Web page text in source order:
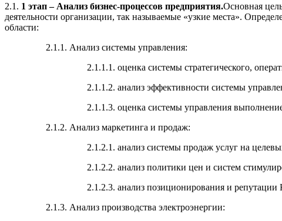
2.1. 1 этап – Анализ бизнес-процессов предприятия.Основная
деятельности организации, так называемые «узкие места».
области:
2.1.1. Анализ системы управления:
2.1.1.1. оценка системы стратегического,
2.1.1.2. анализ эффективности системы
2.1.1.3. оценка системы управления
2.1.2. Анализ маркетинга и продаж:
2.1.2.1. анализ системы продаж услуг на
2.1.2.2. анализ политики цен и систем
2.1.2.3. анализ позиционирования и репутации
2.1.3. Анализ производства электроэнергии: